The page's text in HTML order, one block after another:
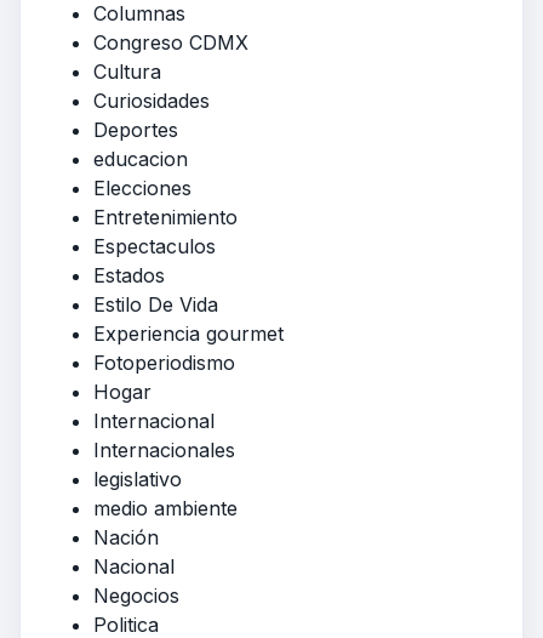
Columnas
Congreso CDMX
Cultura
Curiosidades
Deportes
educacion
Elecciones
Entretenimiento
Espectaculos
Estados
Estilo De Vida
Experiencia gourmet
Fotoperiodismo
Hogar
Internacional
Internacionales
legislativo
medio ambiente
Nación
Nacional
Negocios
Politica